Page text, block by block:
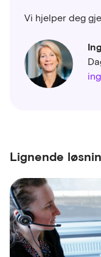
Vi hjelper deg
Lignende